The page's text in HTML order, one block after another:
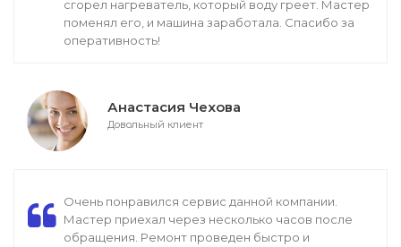
сгорел нагреватель, который воду греет. Мастер
поменял его, и машина заработала. Спасибо за
оперативность!
Анастасия Чехова
Довольный клиент
Очень понравился сервис данной компании.
Мастер приехал через несколько часов после
обращения. Ремонт проведен быстро и